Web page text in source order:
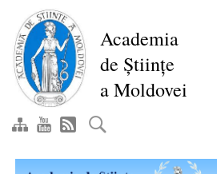
conţinutul
principal
Academia
de Științe
a Moldovei